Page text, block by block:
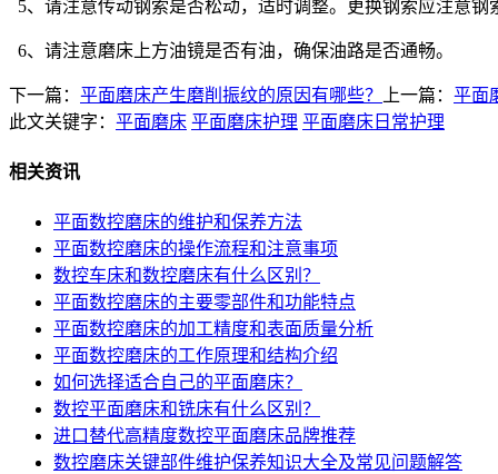
5、请注意传动钢索是否松动，适时调整。更换钢索应注意
6、请注意磨床上方油镜是否有油，确保油路是否通畅。
下一篇： 平面磨床产生磨削振纹的原因有哪些？ 上一篇： 平面
此文关键字： 平面磨床 平面磨床护理 平面磨床日常护理
相关资讯
平面数控磨床的维护和保养方法
平面数控磨床的操作流程和注意事项
数控车床和数控磨床有什么区别？
平面数控磨床的主要零部件和功能特点
平面数控磨床的加工精度和表面质量分析
平面数控磨床的工作原理和结构介绍
如何选择适合自己的平面磨床？
数控平面磨床和铣床有什么区别？
进口替代高精度数控平面磨床品牌推荐
数控磨床关键部件维护保养知识大全及常见问题解答